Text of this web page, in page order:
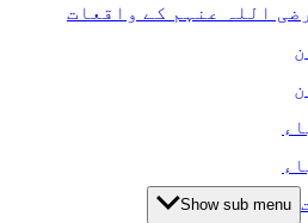
اللہ عنہم کے واقعات
Show sub menu